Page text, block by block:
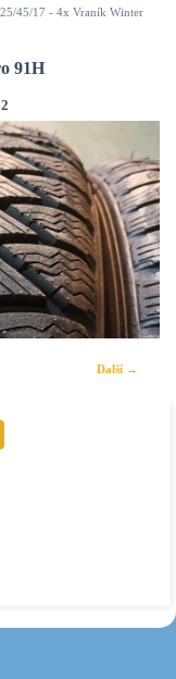
45/17 - 4x Vraník Winter
91H
Další →